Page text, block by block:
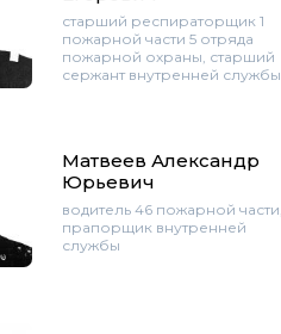
старший респираторщик 1
пожарной части 5 отряда
пожарной охраны, старший
сержант внутренней службы
Матвеев Александр
Юрьевич
водитель 46 пожарной части,
прапорщик внутренней
службы